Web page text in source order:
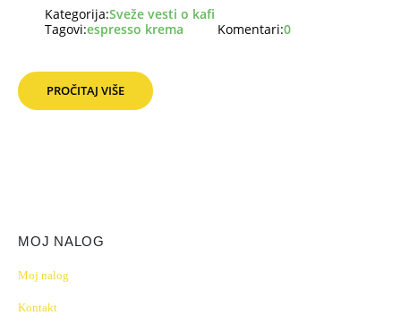
Kategorija:Sveže vesti o kafi
Tagovi:espresso krema Komentari:0
PROČITAJ VIŠE
MOJ NALOG
Moj nalog
Kontakt